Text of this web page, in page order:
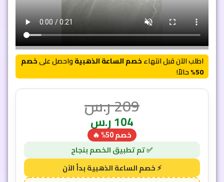
اطلب الآن قبل انتهاءخصم الساعة الذهبيةواحصل علىخصم
50% حالاً!
209ر.س
104ر.س
خصم 50% 🔥